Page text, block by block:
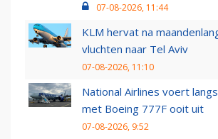
07-08-2026, 11:44
KLM hervat na
vluchten naar Tel Aviv
07-08-2026, 11:10
National Airlines voert
met Boeing 777F ooit uit
07-08-2026, 9:52